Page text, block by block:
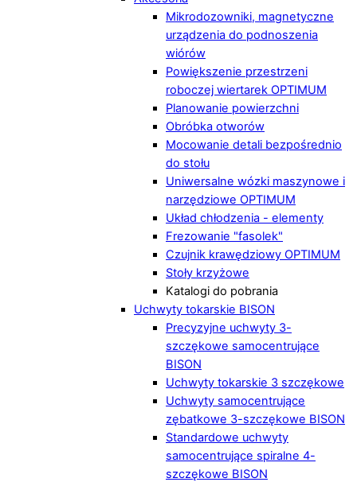
Mikrodozowniki, magnetyczne
urządzenia do podnoszenia
wiórów
Powiększenie przestrzeni
roboczej wiertarek OPTIMUM
Planowanie powierzchni
Obróbka otworów
Mocowanie detali bezpośrednio
do stołu
Uniwersalne wózki maszynowe i
narzędziowe OPTIMUM
Układ chłodzenia - elementy
Frezowanie "fasolek"
Czujnik krawędziowy OPTIMUM
Stoły krzyżowe
Katalogi do pobrania
Uchwyty tokarskie BISON
Precyzyjne uchwyty 3-
szczękowe samocentrujące
BISON
Uchwyty tokarskie 3 szczękowe
Uchwyty samocentrujące
zębatkowe 3-szczękowe BISON
Standardowe uchwyty
samocentrujące spiralne 4-
szczękowe BISON